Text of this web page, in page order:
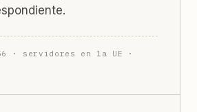
· servidores en la UE ·